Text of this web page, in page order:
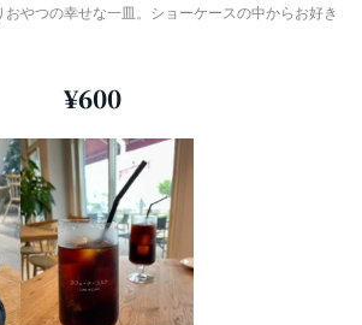
おやつの幸せな一皿。ショーケースの中からお好き
¥600